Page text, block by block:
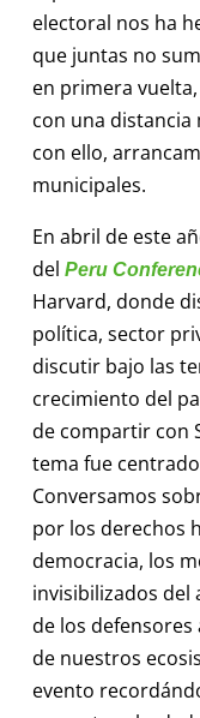
electoral nos ha
que juntas no
en primera
con una distancia
con ello,
municipales.
En abril de este
del Peru
Harvard, donde
política, sector
discutir bajo las
crecimiento del
de compartir con
tema fue
Conversamos
por los derechos
democracia, los
invisibilizados del
de los
de nuestros
evento